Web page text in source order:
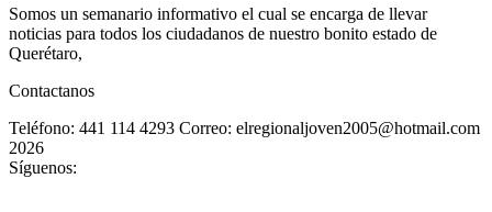
Somos un semanario informativo el cual se encarga de llevar
noticias para todos los ciudadanos de nuestro bonito estado de
Querétaro,
Contactanos
Teléfono: 441 114 4293 Correo: elregionaljoven2005@hotmail.com
2026
Síguenos: